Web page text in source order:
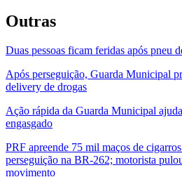
Outras
Duas pessoas ficam feridas após pneu
Após perseguição, Guarda Municipal
delivery de drogas
Ação rápida da Guarda Municipal
engasgado
PRF apreende 75 mil maços de
perseguição na BR-262; motorista
movimento